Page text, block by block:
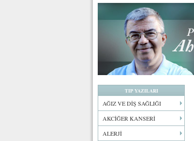
TIP YAZILARI
AĞIZ VE DİŞ SAĞLIĞI
AKCİĞER KANSERİ
ALERJİ